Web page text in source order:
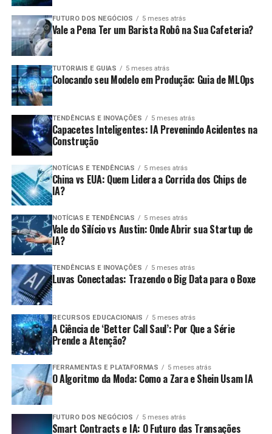
FUTURO DOS NEGÓCIOS 5 meses atrás
Vale a Pena Ter um Barista Robô na Sua Cafeteria?
TUTORIAIS E GUIAS 5 meses atrás
Colocando seu Modelo em Produção: Guia de MLOps
TENDÊNCIAS E INOVAÇÕES 5 meses atrás
Capacetes Inteligentes: IA Prevenindo Acidentes na
Construção
NOTÍCIAS E TENDÊNCIAS 5 meses atrás
China vs EUA: Quem Lidera a Corrida dos Chips de
IA?
NOTÍCIAS E TENDÊNCIAS 5 meses atrás
Vale do Silício vs Austin: Onde Abrir sua Startup de
IA?
TENDÊNCIAS E INOVAÇÕES 5 meses atrás
Luvas Conectadas: Trazendo o Big Data para o Boxe
RECURSOS EDUCACIONAIS 5 meses atrás
A Ciência de ‘Better Call Saul’: Por Que a Série
Prende a Atenção?
FERRAMENTAS E PLATAFORMAS 5 meses atrás
O Algoritmo da Moda: Como a Zara e Shein Usam IA
FUTURO DOS NEGÓCIOS 5 meses atrás
Smart Contracts e IA: O Futuro das Transações